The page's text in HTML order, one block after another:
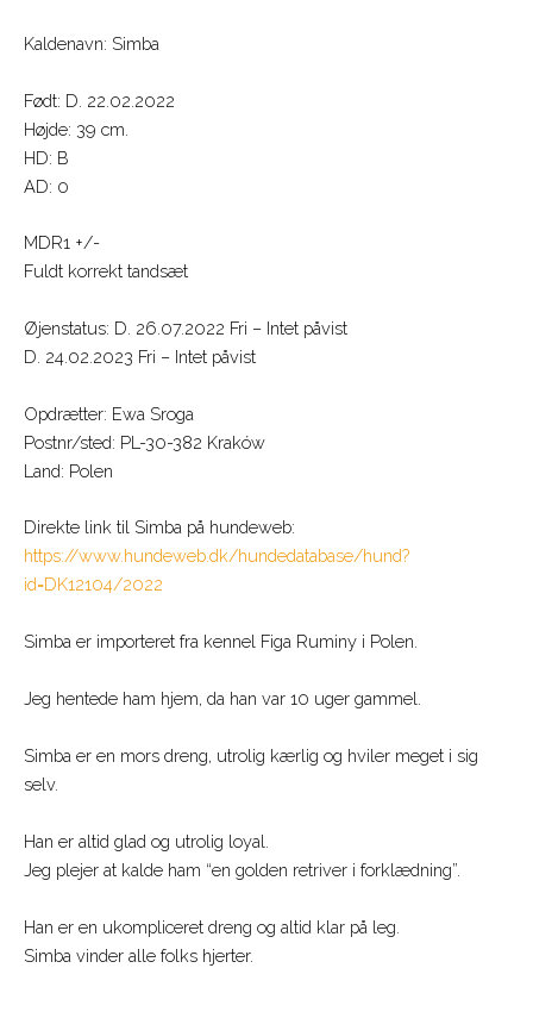
Kaldenavn: Simba
Født: D. 22.02.2022
Højde: 39 cm.
HD: B
AD: 0
MDR1 +/-
Fuldt korrekt tandsæt
Øjenstatus: D. 26.07.2022 Fri – Intet påvist
D. 24.02.2023 Fri – Intet påvist
Opdrætter: Ewa Sroga
Postnr/sted: PL-30-382 Kraków
Land: Polen
Direkte link til Simba på hundeweb:
https://www.hundeweb.dk/hundedatabase/hund?
id=DK12104/2022
Simba er importeret fra kennel Figa Ruminy i Polen.
Jeg hentede ham hjem, da han var 10 uger gammel.
Simba er en mors dreng, utrolig kærlig og hviler meget i sig
selv.
Han er altid glad og utrolig loyal.
Jeg plejer at kalde ham “en golden retriver i forklædning”.
Han er en ukompliceret dreng og altid klar på leg.
Simba vinder alle folks hjerter.